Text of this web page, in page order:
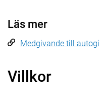
Läs mer
Medgivande till
Villkor